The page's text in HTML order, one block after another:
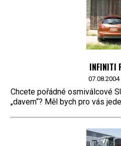
INFINITI
07.08.2004
Chcete pořádné osmiválcové
„davem“? Měl bych pro vás